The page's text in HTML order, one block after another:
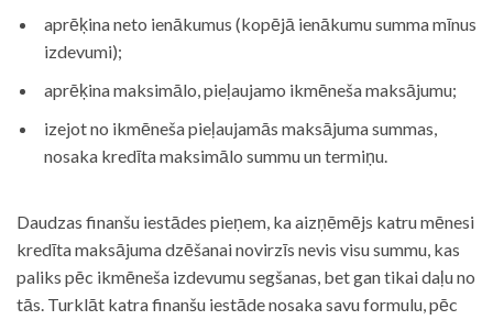
aprēķina neto ienākumus (kopējā ienākumu summa mīnus
izdevumi);
aprēķina maksimālo, pieļaujamo ikmēneša maksājumu;
izejot no ikmēneša pieļaujamās maksājuma summas,
nosaka kredīta maksimālo summu un termiņu.
Daudzas finanšu iestādes pieņem, ka aizņēmējs katru mēnesi
kredīta maksājuma dzēšanai novirzīs nevis visu summu, kas
paliks pēc ikmēneša izdevumu segšanas, bet gan tikai daļu no
tās. Turklāt katra finanšu iestāde nosaka savu formulu, pēc